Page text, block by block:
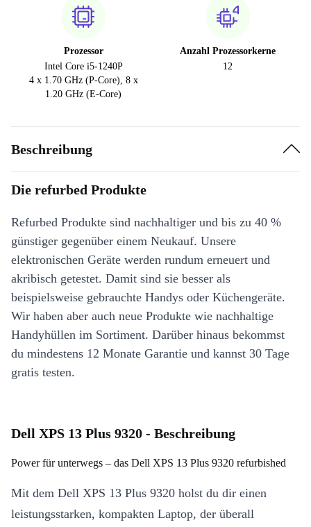
Prozessor
Intel Core i5-1240P
4 x 1.70 GHz (P-Core), 8 x
1.20 GHz (E-Core)
Anzahl Prozessorkerne
12
Beschreibung
Die refurbed Produkte
Refurbed Produkte sind nachhaltiger und bis zu 40 %
günstiger gegenüber einem Neukauf. Unsere
elektronischen Geräte werden rundum erneuert und
akribisch getestet. Damit sind sie besser als
beispielsweise gebrauchte Handys oder Küchengeräte.
Wir haben aber auch neue Produkte wie nachhaltige
Handyhüllen im Sortiment. Darüber hinaus bekommst
du mindestens 12 Monate Garantie und kannst 30 Tage
gratis testen.
Dell XPS 13 Plus 9320 - Beschreibung
Power für unterwegs – das Dell XPS 13 Plus 9320 refurbished
Mit dem Dell XPS 13 Plus 9320 holst du dir einen
leistungsstarken, kompakten Laptop, der überall